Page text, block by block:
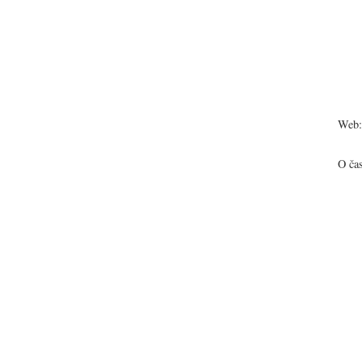
Web:
O